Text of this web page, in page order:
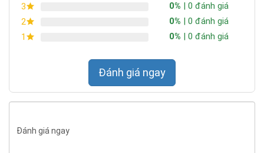
3
0% | 0 đánh giá
2
0% | 0 đánh giá
1
0% | 0 đánh giá
Đánh giá ngay
Đánh giá ngay